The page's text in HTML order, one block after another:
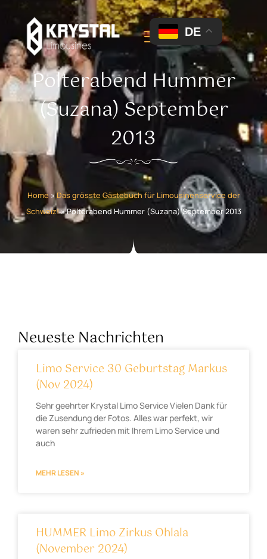
Polterabend Hummer
(Suzana) September
2013
Home»Das grösste Gästebuch für Limousinenservice der
Schweiz!»Polterabend Hummer (Suzana) September 2013
Neueste Nachrichten
Limo Service 30 Geburtstag Markus
(Nov 2024)
Sehr geehrter Krystal Limo Service Vielen Dank für
die Zusendung der Fotos. Alles war perfekt, wir
waren sehr zufrieden mit Ihrem Limo Service und
auch
MEHR LESEN »
HUMMER Limo Zirkus Ohlala
(November 2024)
DE